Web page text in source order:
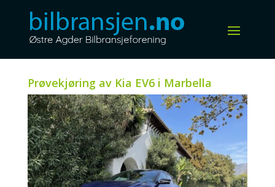
Prøvekjøring av Kia EV6 i Marbella